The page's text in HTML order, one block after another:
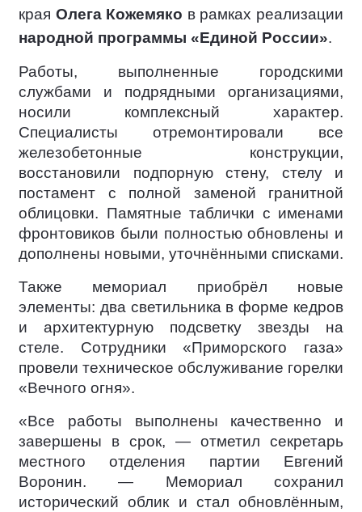
края Олега Кожемяко в рамках реализации
народной программы «Единой России».
Работы, выполненные городскими
службами и подрядными организациями,
носили комплексный характер.
Специалисты отремонтировали все
железобетонные конструкции,
восстановили подпорную стену, стелу и
постамент с полной заменой гранитной
облицовки. Памятные таблички с именами
фронтовиков были полностью обновлены и
дополнены новыми, уточнёнными списками.
Также мемориал приобрёл новые
элементы: два светильника в форме кедров
и архитектурную подсветку звезды на
стеле. Сотрудники «Приморского газа»
провели техническое обслуживание горелки
«Вечного огня».
«Все работы выполнены качественно и
завершены в срок, — отметил секретарь
местного отделения партии Евгений
Воронин. — Мемориал сохранил
исторический облик и стал обновлённым,